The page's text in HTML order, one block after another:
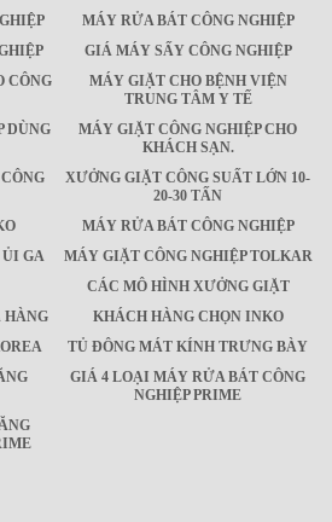
MÁY RỬA BÁT CÔNG NGHIỆP
GIÁ MÁY SẤY CÔNG NGHIỆP
CÔNG
MÁY GIẶT CHO BỆNH VIỆN
TRUNG TÂM Y TẾ
DÙNG
MÁY GIẶT CÔNG NGHIỆP CHO
KHÁCH SẠN.
XƯỞNG GIẶT CÔNG SUẤT LỚN 10-
20-30 TẤN
MÁY RỬA BÁT CÔNG NGHIỆP
GA
MÁY GIẶT CÔNG NGHIỆP TOLKAR
CÁC MÔ HÌNH XƯỞNG GIẶT
HÀNG
KHÁCH HÀNG CHỌN INKO
TỦ ĐÔNG MÁT KÍNH TRƯNG BÀY
GIÁ 4 LOẠI MÁY RỬA BÁT CÔNG
NGHIỆP PRIME